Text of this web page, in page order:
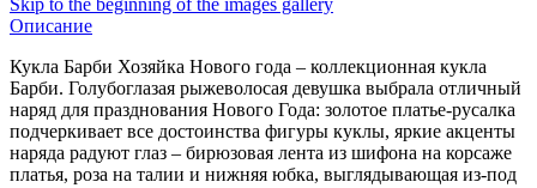
Описание
Кукла Барби Хозяйка Нового года – коллекционная кукла
Барби. Голубоглазая рыжеволосая девушка выбрала отличный
наряд для празднования Нового Года: золотое платье-русалка
подчеркивает все достоинства фигуры куклы, яркие акценты
наряда радуют глаз – бирюзовая лента из шифона на корсаже
платья, роза на талии и нижняя юбка, выглядывающая из-под